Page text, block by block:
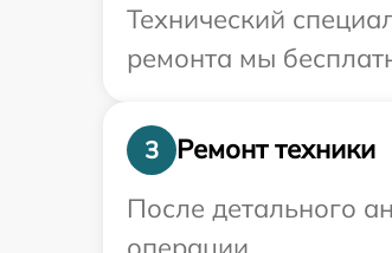
Технический
ремонта мы
3
Ремонт техники
После детального